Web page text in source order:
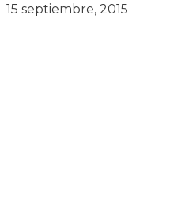
15 septiembre, 2015